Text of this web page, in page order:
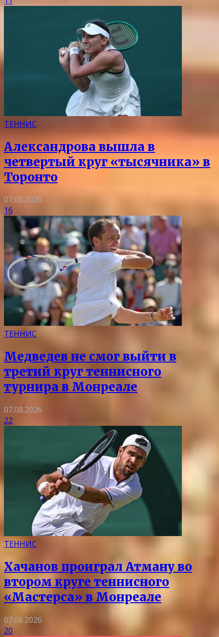
ТЕННИС
Александрова вышла в
четвертый круг «тысячника» в
Торонто
07.08.2026
16
ТЕННИС
Медведев не смог выйти в
третий круг теннисного
турнира в Монреале
07.08.2026
22
ТЕННИС
Хачанов проиграл Атману во
втором круге теннисного
«Мастерса» в Монреале
07.08.2026
20